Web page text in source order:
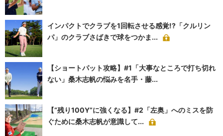
インパクトでクラブを1回転させる感覚!?「クルリン
パ」のクラブさばきで球をつかま...
【ショートパット攻略】#1「大事なところで打ち切れ
ない」桑木志帆の悩みを名手・藤...
【“残り100Y”に強くなる】#2「左奥」へのミスを防
ぐために桑木志帆が意識して...